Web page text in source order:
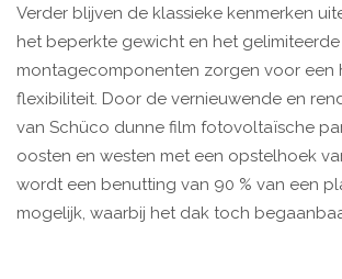
Verder blijven de klassieke kenmerken
het beperkte gewicht en het
montagecomponenten zorgen voor een
flexibiliteit. Door de vernieuwende en
van Schüco dunne film fotovoltaïsche
oosten en westen met een opstelhoek
wordt een benutting van 90 % van een
mogelijk, waarbij het dak toch